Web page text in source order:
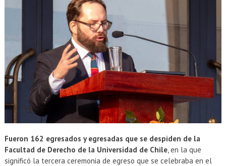
Fueron 162 egresados y egresadas que se despiden de la
Facultad de Derecho de la Universidad de Chile, en la que
significó la tercera ceremonia de egreso que se celebraba en el